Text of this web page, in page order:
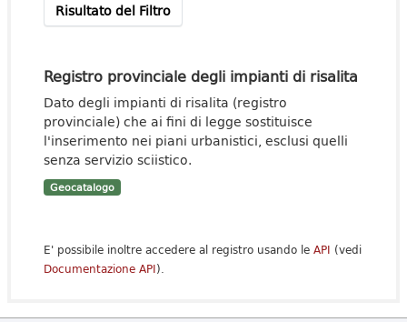
Risultato del Filtro
Registro provinciale degli impianti di risalita
Dato degli impianti di risalita (registro
provinciale) che ai fini di legge sostituisce
l'inserimento nei piani urbanistici, esclusi quelli
senza servizio sciistico.
Geocatalogo
E' possibile inoltre accedere al registro usando le API (vedi
Documentazione API).